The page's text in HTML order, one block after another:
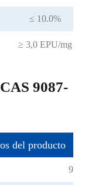
≤ 10.0%
≥ 3,0 EPU/mg
9087-
del producto